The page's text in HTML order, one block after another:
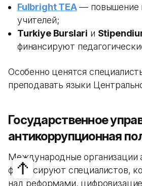
Fulbright TEA— повышение
учителей;
Turkiye Burslari и
финансируют
Особенно ценятся
преподавать языки
Государственное
антикоррупционная
Международные организации
финансируют специалистов,
над реформами,